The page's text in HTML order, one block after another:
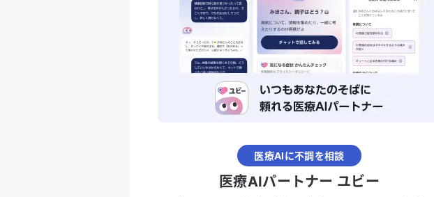
医療AIに不調を相談
医療AIパートナー ユビー